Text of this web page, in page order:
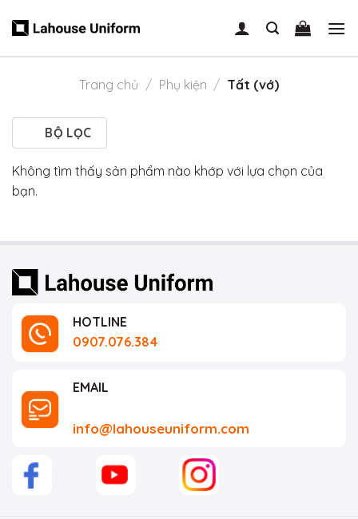
Trang chủ / Phụ kiện / Tất (vớ)
BỘ LỌC
Không tìm thấy sản phẩm nào khớp với lựa chọn của
bạn.
HOTLINE
0907.076.384
EMAIL
info@lahouseuniform.com